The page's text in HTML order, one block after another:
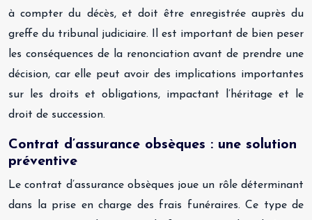
à compter du décès, et doit être enregistrée auprès du
greffe du tribunal judiciaire. Il est important de bien peser
les conséquences de la renonciation avant de prendre une
décision, car elle peut avoir des implications importantes
sur les droits et obligations, impactant l’héritage et le
droit de succession.
Contrat d’assurance obsèques : une solution
préventive
Le contrat d’assurance obsèques joue un rôle déterminant
dans la prise en charge des frais funéraires. Ce type de